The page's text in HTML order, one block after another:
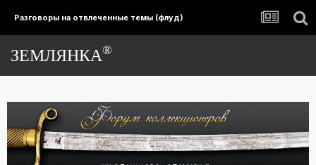
Разговоры на отвлеченные темы (флуд)
ЗЕМЛЯНКА®